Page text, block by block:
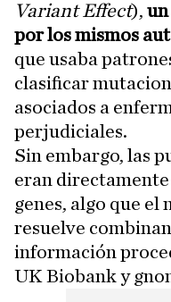
Variant Effect),
por los mismos
que usaba
clasificar
asociados a
perjudiciales.
Sin embargo, las
eran
genes, algo que el
resuelve
información
UK Biobank y